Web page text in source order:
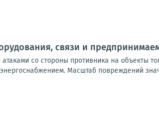
связи и
со стороны противника на объекты
Масштаб повреждений